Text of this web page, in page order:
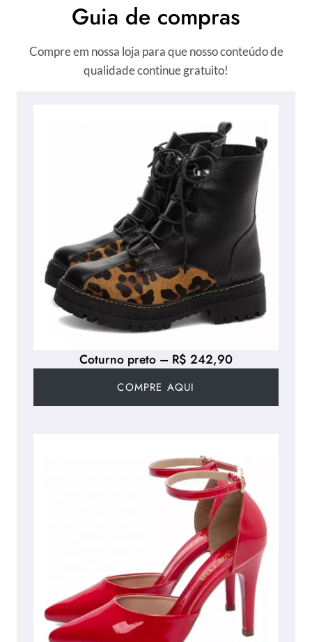
Guia de compras
Compre em nossa loja para que nosso conteúdo de
qualidade continue gratuito!
Coturno preto – R$ 242,90
COMPRE AQUI